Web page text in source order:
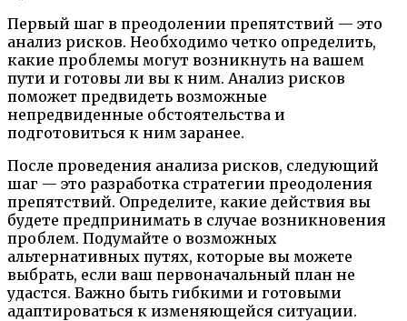
Первый шаг в преодолении препятствий — это
анализ рисков. Необходимо четко определить,
какие проблемы могут возникнуть на вашем
пути и готовы ли вы к ним. Анализ рисков
поможет предвидеть возможные
непредвиденные обстоятельства и
подготовиться к ним заранее.
После проведения анализа рисков, следующий
шаг — это разработка стратегии преодоления
препятствий. Определите, какие действия вы
будете предпринимать в случае возникновения
проблем. Подумайте о возможных
альтернативных путях, которые вы можете
выбрать, если ваш первоначальный план не
удастся. Важно быть гибкими и готовыми
адаптироваться к изменяющейся ситуации.